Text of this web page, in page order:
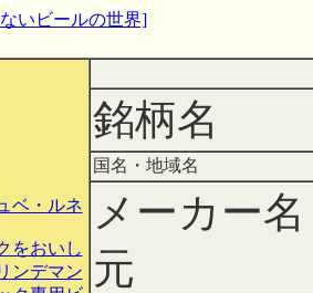
いビールの世界]
銘柄名
国名・地域名
メーカー
元